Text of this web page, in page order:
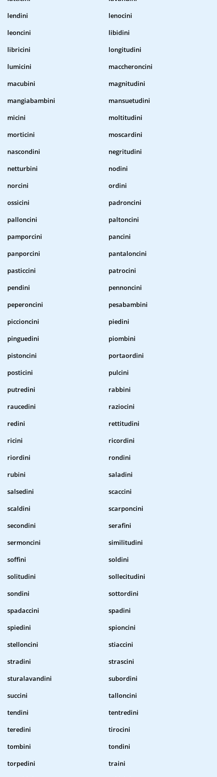
lendini
lenocini
leoncini
libidini
libricini
longitudini
lumicini
maccheroncini
macubini
magnitudini
mangiabambini
mansuetudini
micini
moltitudini
morticini
moscardini
nascondini
negritudini
netturbini
nodini
norcini
ordini
ossicini
padroncini
palloncini
paltoncini
pamporcini
pancini
panporcini
pantaloncini
pasticcini
patrocini
pendini
pennoncini
peperoncini
pesabambini
piccioncini
piedini
pinguedini
piombini
pistoncini
portaordini
posticini
pulcini
putredini
rabbini
raucedini
raziocini
redini
rettitudini
ricini
ricordini
riordini
rondini
rubini
saladini
salsedini
scaccini
scaldini
scarponcini
secondini
serafini
sermoncini
similitudini
soffini
soldini
solitudini
sollecitudini
sondini
sottordini
spadaccini
spadini
spiedini
spioncini
stelloncini
stiaccini
stradini
strascini
sturalavandini
subordini
succini
talloncini
tendini
tentredini
teredini
tirocini
tombini
tondini
torpedini
traini